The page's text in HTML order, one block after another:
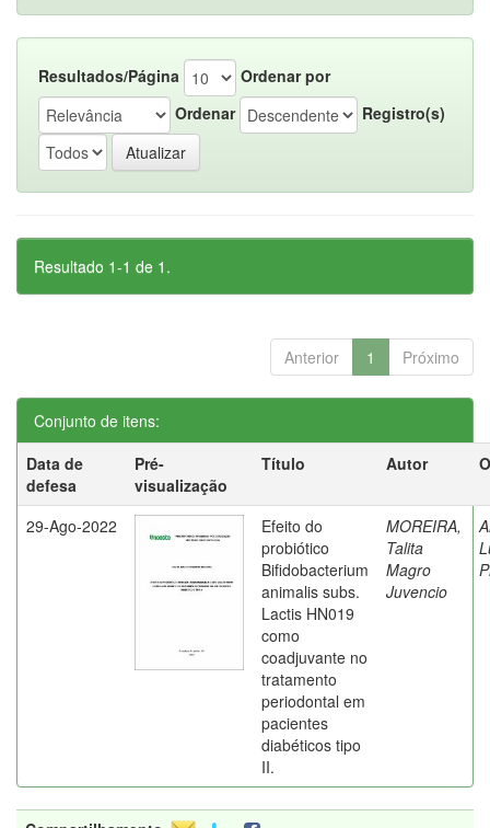
Resultados/Página
Ordenar por
Ordenar
Registro(s)
Resultado 1-1 de 1.
Anterior 1 Próximo
Conjunto de itens:
Data de
defesa
Pré-
visualização
Título Autor
29-Ago-2022
Efeito do
probiótico
Bifidobacterium
animalis subs.
Lactis HN019
como
coadjuvante no
tratamento
periodontal em
pacientes
diabéticos tipo
II.
MOREIRA,
Talita
Magro
Juvencio